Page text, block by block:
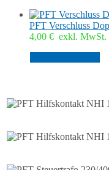
PFT Verschluss
4,00 € exkl. MwSt.